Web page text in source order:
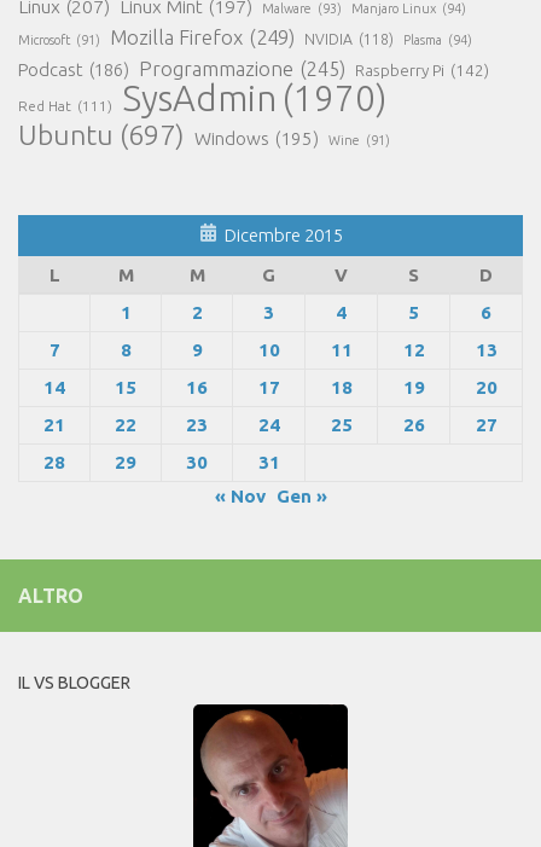
Linux (207) Linux Mint (197) Malware (93) Manjaro Linux (94)
Microsoft (91) Mozilla Firefox (249) NVIDIA (118) Plasma (94)
Podcast (186) Programmazione (245) Raspberry Pi (142)
Red Hat (111) SysAdmin (1970)
Ubuntu (697) Windows (195) Wine (91)
Dicembre 2015
L
M M G V S
D
1
2 3 4 5
6
7
8 9 10 11 12
13
14
15 16 17 18 19
20
21
22 23 24 25 26
27
28
29 30
31
« Nov
Gen »
ALTRO
IL VS BLOGGER